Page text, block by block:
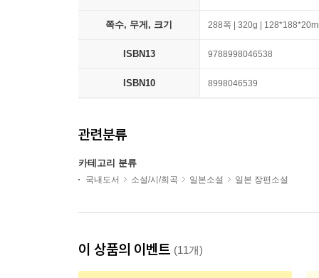
쪽수, 무게, 크기 288쪽 | 320g |
ISBN13 9788998046538
ISBN10 8998046539
관련분류
카테고리 분류
국내도서 소설/시/희곡 일본소설 일본 장편소설
이 상품의 이벤트 (11개)